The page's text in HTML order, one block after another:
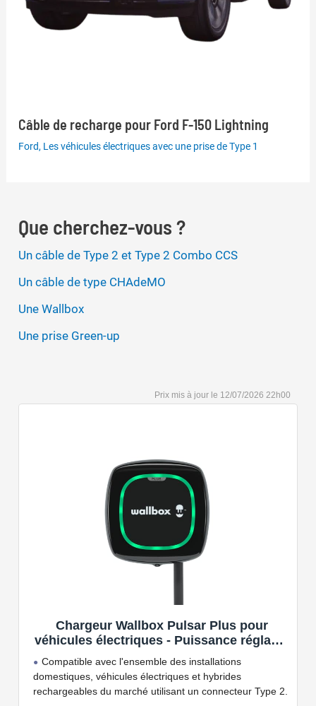
Câble de recharge pour Ford F-150 Lightning
Ford, Les véhicules électriques avec une prise de Type 1
Que cherchez-vous ?
Un câble de Type 2 et Type 2 Combo CCS
Un câble de type CHAdeMO
Une Wallbox
Une prise Green-up
12/07/2026 22h00
Chargeur Wallbox Pulsar Plus pour
véhicules électriques - Puissance réglable
jusqu'à 7.4 KW, câble de Charge Type 2,
Wi-FI et Bluetooth, OCPP
Compatible avec l'ensemble des installations
domestiques, véhicules électriques et hybrides
rechargeables du marché utilisant un connecteur Type 2.